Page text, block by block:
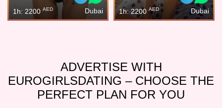
1h: 2200 AED Dubai 1h: 2200 AED Dubai
ADVERTISE WITH
EUROGIRLSDATING – CHOOSE THE
PERFECT PLAN FOR YOU